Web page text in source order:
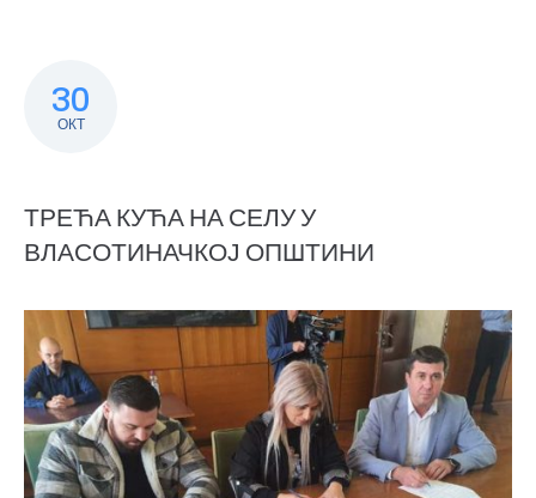
30
ОКТ
ТРЕЋА КУЋА НА СЕЛУ У
ВЛАСОТИНАЧКОЈ ОПШТИНИ